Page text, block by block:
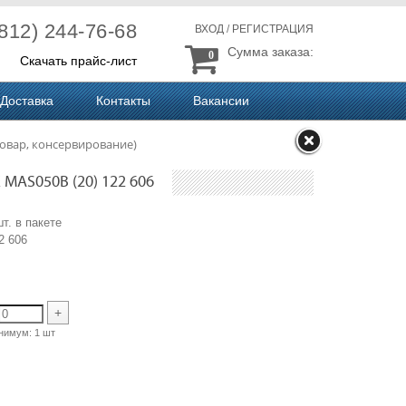
244-76-68
Скачать прайс-лист
ВХОД / РЕГИСТРАЦИЯ
Сумма заказа:
0
Доставка Контакты Вакансии
консервирование)
(20) 122 606
в пакете
+
1 шт